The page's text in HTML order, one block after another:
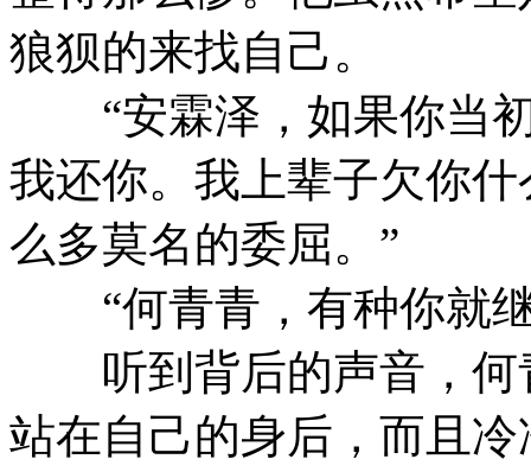
狼狈的来找自己。
“安霖泽，如果你当初
我还你。我上辈子欠你
么多莫名的委屈。”
“何青青，有种你就
听到背后的声音，何
站在自己的身后，而且